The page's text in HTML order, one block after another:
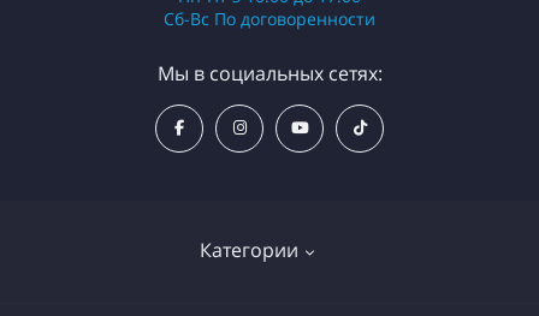
Категории
Сб-Вс По договоренности
Мы в социальных сетях: